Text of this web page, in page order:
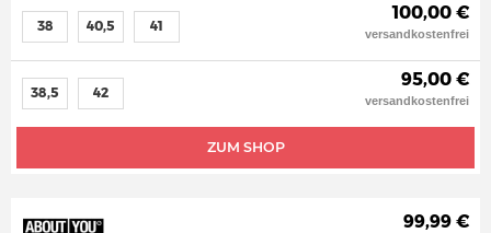
ZUM SHOP
38 40,5 41
100,00 €
versandkostenfrei
38,5 42
95,00 €
versandkostenfrei
99,99 €